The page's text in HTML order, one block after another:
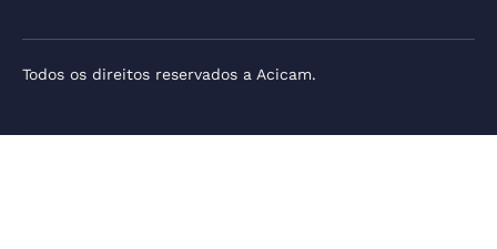
Todos os direitos reservados a Acicam.